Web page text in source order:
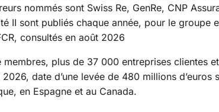
nommés sont Swiss Re, GenRe, CNP
II sont publiés chaque année, pour le groupe
consultés en août 2026
membres, plus de 37 000 entreprises clientes
date d’une levée de 480 millions
en Espagne et au Canada.